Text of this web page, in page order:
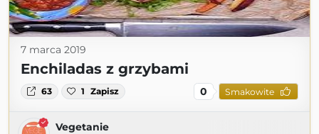
7 marca 2019
Enchiladas z grzybami
63 1 Zapisz 0 Smakowite
Vegetanie